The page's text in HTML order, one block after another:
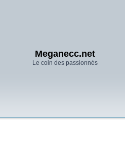
Meganecc.net
Le coin des passionnés